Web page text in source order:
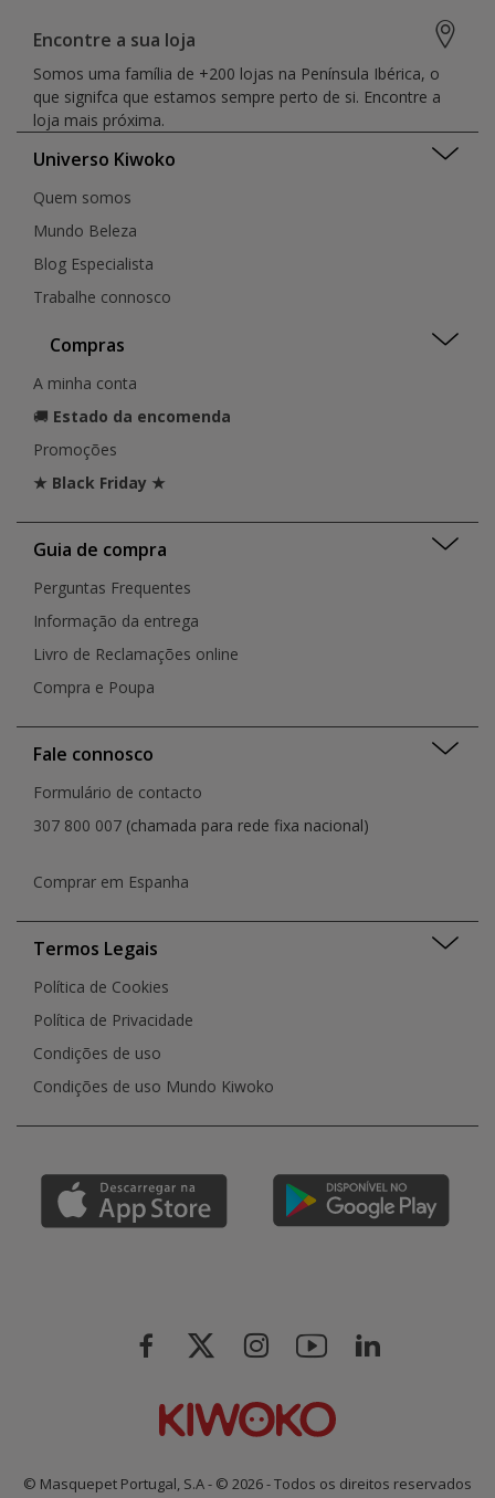
Encontre a sua loja
Somos uma família de +200 lojas na Península Ibérica, o
que signifca que estamos sempre perto de si. Encontre a
loja mais próxima.
Universo Kiwoko
Quem somos
Mundo Beleza
Blog Especialista
Trabalhe connosco
Compras
A minha conta
🚚 Estado da encomenda
Promoções
★ Black Friday ★
Guia de compra
Perguntas Frequentes
Informação da entrega
Livro de Reclamações online
Compra e Poupa
Fale connosco
Formulário de contacto
307 800 007 (chamada para rede fixa nacional)
Comprar em Espanha
Termos Legais
Política de Cookies
Política de Privacidade
Condições de uso
Condições de uso Mundo Kiwoko
© Masquepet Portugal, S.A - © 2026 - Todos os direitos reservados